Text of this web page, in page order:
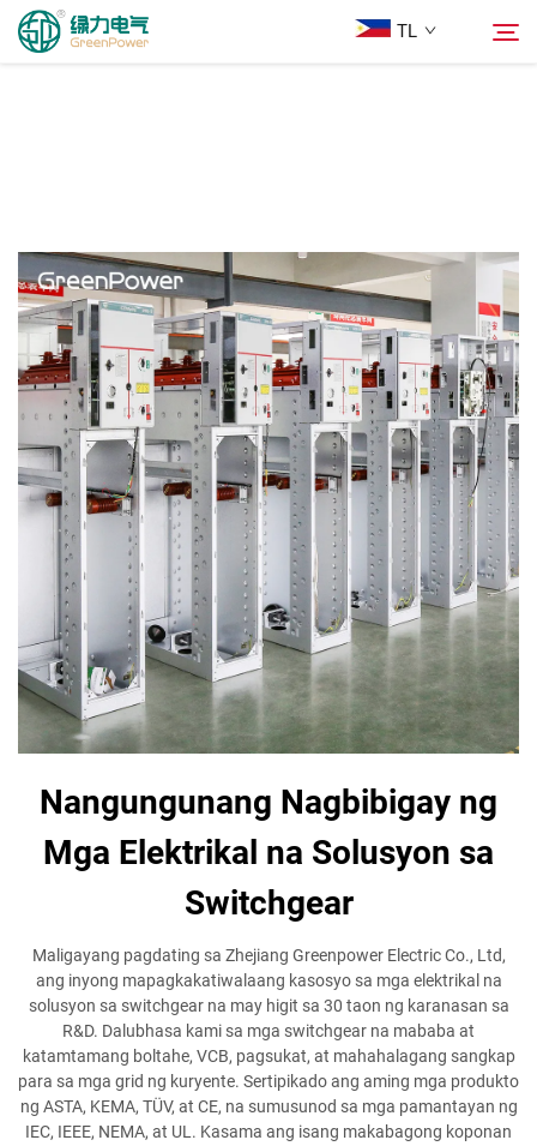
TL
Tungkol Sa Amin
Mga Solusyon
Ilagay
Makipag-ugnayan sa Amin
Nangungunang Nagbibigay ng
Mga Elektrikal na Solusyon sa
Switchgear
Maligayang pagdating sa Zhejiang Greenpower Electric Co., Ltd,
ang inyong mapagkakatiwalaang kasosyo sa mga elektrikal na
solusyon sa switchgear na may higit sa 30 taon ng karanasan sa
R&D. Dalubhasa kami sa mga switchgear na mababa at
katamtamang boltahe, VCB, pagsukat, at mahahalagang sangkap
para sa mga grid ng kuryente. Sertipikado ang aming mga produkto
ng ASTA, KEMA, TÜV, at CE, na sumusunod sa mga pamantayan ng
IEC, IEEE, NEMA, at UL. Kasama ang isang makabagong koponan